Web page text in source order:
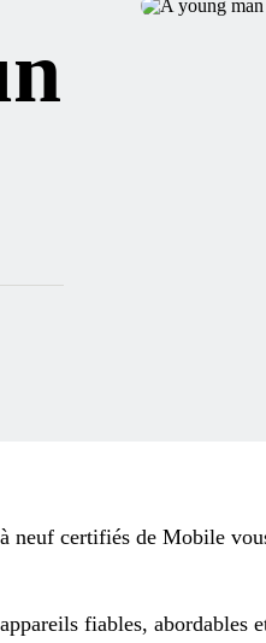
neuf certifiés de Mobile
fiables,